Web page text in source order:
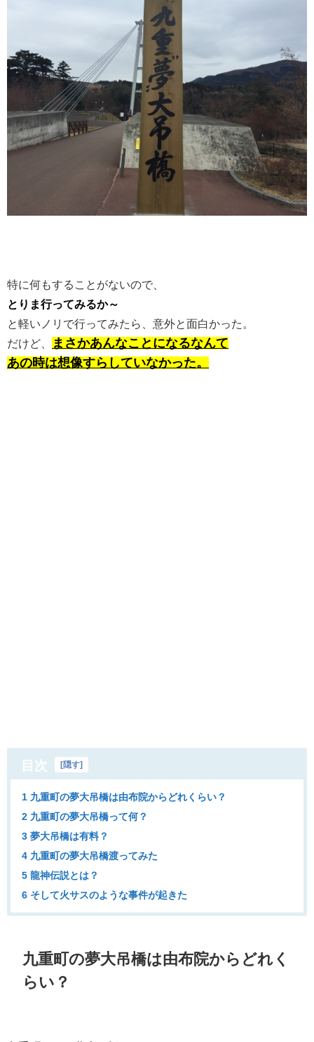
特に何もすることがないので、
とりま行ってみるか～
と軽いノリで行ってみたら、意外と面白かった。
だけど、
まさかあんなことになるなんて
あの時は想像すらしていなかった。
目次 [隠す]
1 九重町の夢大吊橋は由布院からどれくらい？
2 九重町の夢大吊橋って何？
3 夢大吊橋は有料？
4 九重町の夢大吊橋渡ってみた
5 龍神伝説とは？
6 そして火サスのような事件が起きた
九重町の夢大吊橋は由布院からどれく
らい？